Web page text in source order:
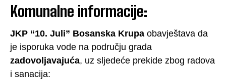
Komunalne informacije:
JKP “10. Juli” Bosanska Krupa obavještava da
je isporuka vode na području grada
zadovoljavajuća, uz sljedeće prekide zbog radova
i sanacija: